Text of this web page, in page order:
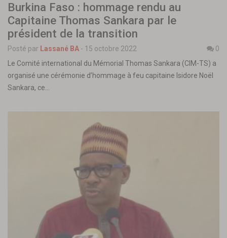
Burkina Faso : hommage rendu au
Capitaine Thomas Sankara par le
président de la transition
Posté par Lassané BA - 15 octobre 2022
0
Le Comité international du Mémorial Thomas Sankara (CIM-TS) a
organisé une cérémonie d’hommage à feu capitaine Isidore Noël
Sankara, ce…